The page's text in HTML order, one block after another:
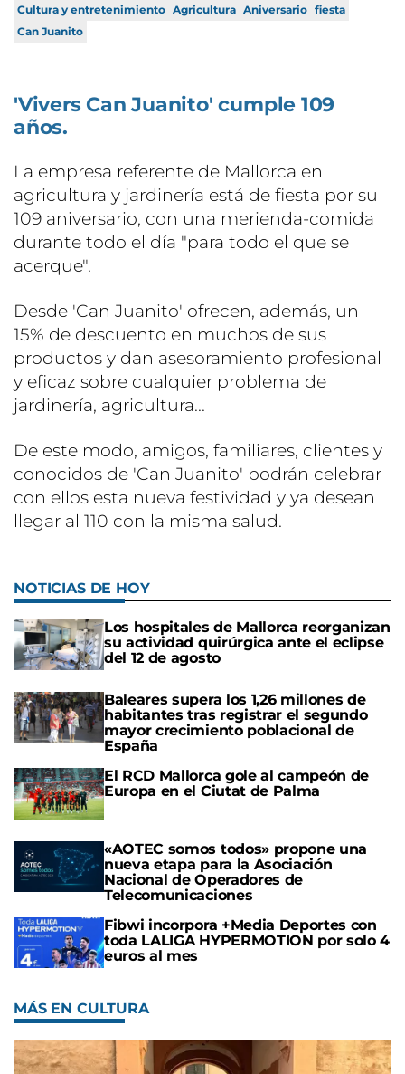
Cultura y entretenimiento Agricultura Aniversario fiesta
Can Juanito
'Vivers Can Juanito' cumple 109
años.
La empresa referente de Mallorca en
agricultura y jardinería está de fiesta por su
109 aniversario, con una merienda-comida
durante todo el día "para todo el que se
acerque".
Desde 'Can Juanito' ofrecen, además, un
15% de descuento en muchos de sus
productos y dan asesoramiento profesional
y eficaz sobre cualquier problema de
jardinería, agricultura...
De este modo, amigos, familiares, clientes y
conocidos de 'Can Juanito' podrán celebrar
con ellos esta nueva festividad y ya desean
llegar al 110 con la misma salud.
NOTICIAS DE HOY
Los hospitales de Mallorca reorganizan
su actividad quirúrgica ante el eclipse
del 12 de agosto
Baleares supera los 1,26 millones de
habitantes tras registrar el segundo
mayor crecimiento poblacional de
España
El RCD Mallorca gole al campeón de
Europa en el Ciutat de Palma
«AOTEC somos todos» propone una
nueva etapa para la Asociación
Nacional de Operadores de
Telecomunicaciones
Fibwi incorpora +Media Deportes con
toda LALIGA HYPERMOTION por solo 4
euros al mes
MÁS EN CULTURA